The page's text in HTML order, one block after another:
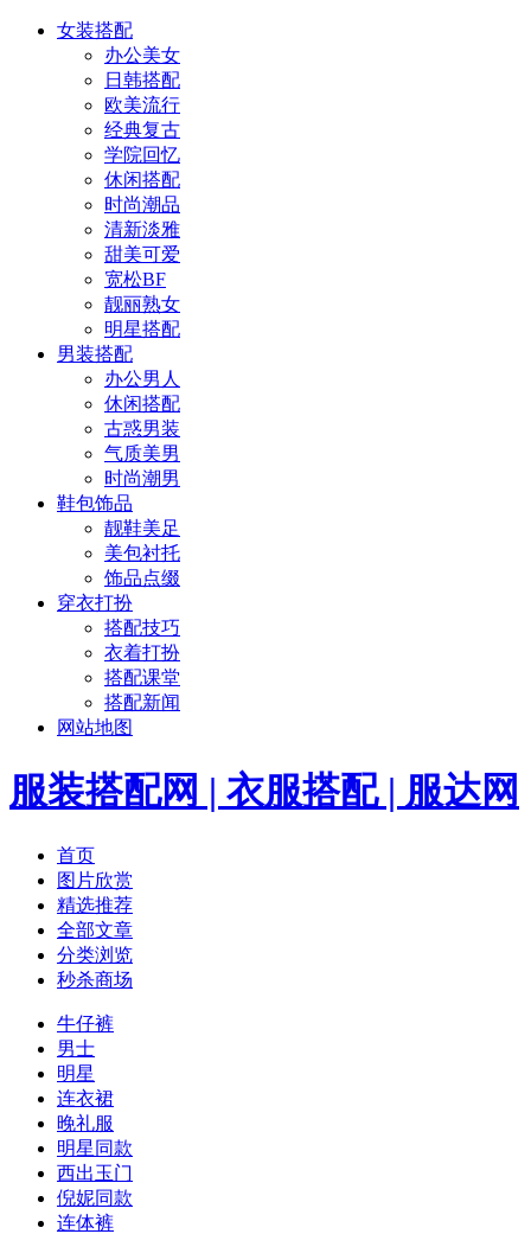
女装搭配
办公美女
日韩搭配
欧美流行
经典复古
学院回忆
休闲搭配
时尚潮品
清新淡雅
甜美可爱
宽松BF
靓丽熟女
明星搭配
男装搭配
办公男人
休闲搭配
古惑男装
气质美男
时尚潮男
鞋包饰品
靓鞋美足
美包衬托
饰品点缀
穿衣打扮
搭配技巧
衣着打扮
搭配课堂
搭配新闻
网站地图
服装搭配网 | 衣服搭配 | 服达网
首页
图片欣赏
精选推荐
全部文章
分类浏览
秒杀商场
牛仔裤
男士
明星
连衣裙
晚礼服
明星同款
西出玉门
倪妮同款
连体裤